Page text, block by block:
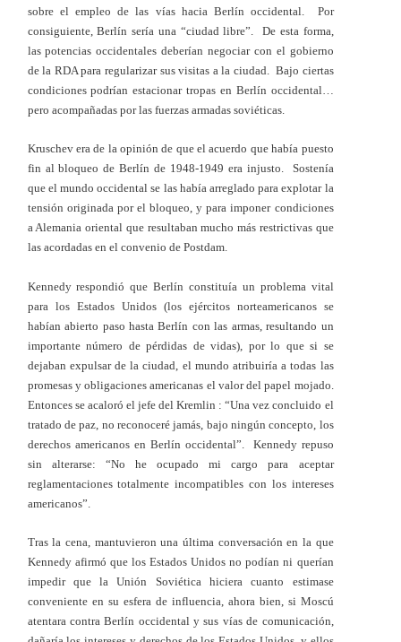
sobre el empleo de las vías hacia Berlín occidental. Por
consiguiente, Berlín sería una “ciudad libre”. De esta forma,
las potencias occidentales deberían negociar con el gobierno
de la RDA para regularizar sus visitas a la ciudad. Bajo ciertas
condiciones podrían estacionar tropas en Berlín occidental…
pero acompañadas por las fuerzas armadas soviéticas.
Kruschev era de la opinión de que el acuerdo que había puesto
fin al bloqueo de Berlín de 1948-1949 era injusto. Sostenía
que el mundo occidental se las había arreglado para explotar la
tensión originada por el bloqueo, y para imponer condiciones
a Alemania oriental que resultaban mucho más restrictivas que
las acordadas en el convenio de Postdam.
Kennedy respondió que Berlín constituía un problema vital
para los Estados Unidos (los ejércitos norteamericanos se
habían abierto paso hasta Berlín con las armas, resultando un
importante número de pérdidas de vidas), por lo que si se
dejaban expulsar de la ciudad, el mundo atribuiría a todas las
promesas y obligaciones americanas el valor del papel mojado.
Entonces se acaloró el jefe del Kremlin : “Una vez concluido el
tratado de paz, no reconoceré jamás, bajo ningún concepto, los
derechos americanos en Berlín occidental”. Kennedy repuso
sin alterarse: “No he ocupado mi cargo para aceptar
reglamentaciones totalmente incompatibles con los intereses
americanos”.
Tras la cena, mantuvieron una última conversación en la que
Kennedy afirmó que los Estados Unidos no podían ni querían
impedir que la Unión Soviética hiciera cuanto estimase
conveniente en su esfera de influencia, ahora bien, si Moscú
atentara contra Berlín occidental y sus vías de comunicación,